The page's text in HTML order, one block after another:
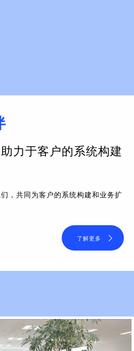
力于客户的系统构建
，共同为客户的系统构建和业务扩
了解更多